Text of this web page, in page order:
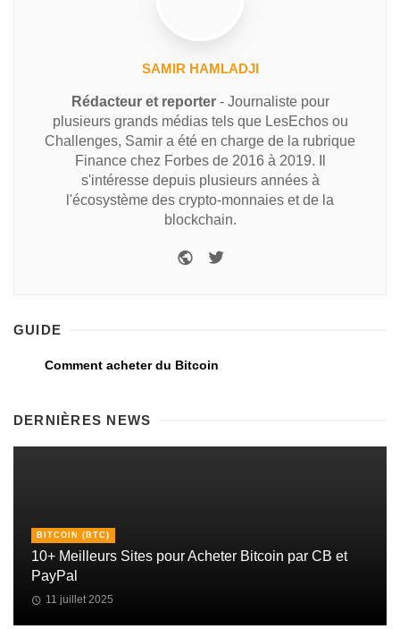
SAMIR HAMLADJI
Rédacteur et reporter- Journaliste pour
plusieurs grands médias tels que LesEchos ou
Challenges, Samir a été en charge de la rubrique
Finance chez Forbes de 2016 à 2019. Il
s'intéresse depuis plusieurs années à
l'écosystème des crypto-monnaies et de la
blockchain.
GUIDE
Comment acheter du Bitcoin
DERNIÈRES NEWS
BITCOIN (BTC)
10+ Meilleurs Sites pour Acheter Bitcoin par CB et
PayPal
11 juillet 2025